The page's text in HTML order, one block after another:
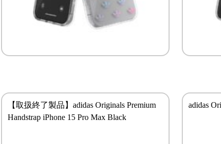
【取扱終了製品】adidas Originals Premium
Handstrap iPhone 15 Pro Max Black
adidas